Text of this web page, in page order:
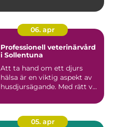
06. apr
Professionell veterinärvård
i Sollentuna
Att ta hand om ett djurs
hälsa är en viktig aspekt av
husdjursägande. Med rätt v...
05. apr